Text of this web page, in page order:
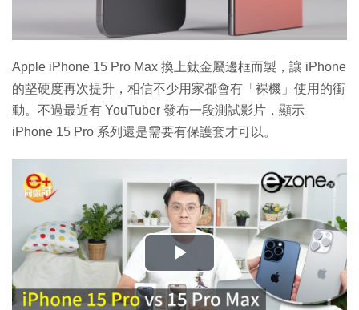
Apple iPhone 15 Pro Max 換上鈦金屬邊框而製，讓 iPhone
的堅硬度再次提升，相信不少用家都會有「裸機」使用的衝
動。不過最近有 YouTuber 發布一段測試影片，顯示
iPhone 15 Pro 系列還是需要有保護套才可以。
播